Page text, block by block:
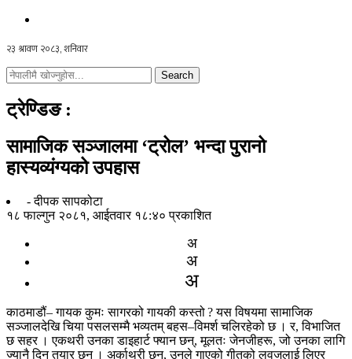
Search
ट्रेण्डिङ :
सामाजिक सञ्जालमा ‘ट्रोल’ भन्दा पुरानो
हास्यव्यंग्यको उपहास
- दीपक सापकोटा
१८ फाल्गुन २०८१, आईतवार १८:४० प्रकाशित
अ
अ
अ
काठमाडौं– गायक कुमः सागरको गायकी कस्तो ? यस विषयमा सामाजिक
सञ्जालदेखि चिया पसलसम्मै भव्यतम् बहस–विमर्श चलिरहेको छ । र, विभाजित
छ सहर । एकथरी उनका डाइहार्ट फ्यान छन्, मूलतः जेनजीहरू, जो उनका लागि
ज्यानै दिन तयार छन् । अर्काथरी छन्, उनले गाएको गीतको लवजलाई लिएर